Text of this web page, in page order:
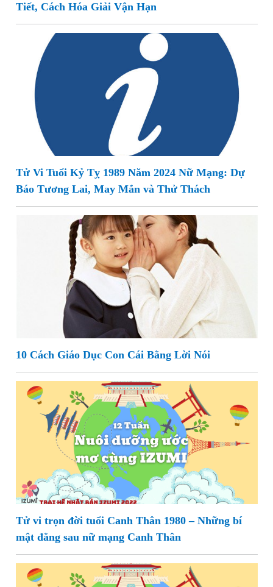
Tiết, Cách Hóa Giải Vận Hạn
Tử Vi Tuổi Kỷ Tỵ 1989 Năm 2024 Nữ Mạng: Dự
Báo Tương Lai, May Mắn và Thử Thách
10 Cách Giáo Dục Con Cái Bằng Lời Nói
Tử vi trọn đời tuổi Canh Thân 1980 – Những bí
mật đằng sau nữ mạng Canh Thân